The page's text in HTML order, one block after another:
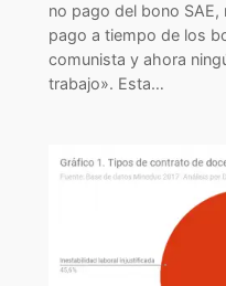
no pago del bono
pago a tiempo de los
comunista y ahora
trabajo». Esta…